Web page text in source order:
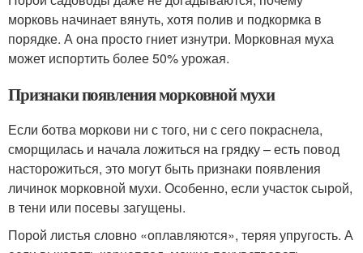
морковь начинает вянуть, хотя полив и подкормка в
порядке. А она просто гниет изнутри. Морковная муха
может испортить более 50% урожая.
Признаки появления морковной мухи
Если ботва моркови ни с того, ни с сего покраснела,
сморщилась и начала ложиться на грядку – есть повод
насторожиться, это могут быть признаки появления
личинок морковной мухи. Особенно, если участок сырой,
в тени или посевы загущены.
Порой листья словно «оплавляются», теряя упругость. А